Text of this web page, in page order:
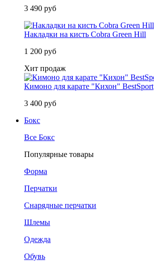
3 490 руб
Накладки на кисть Cobra Green Hill
1 200 руб
Хит продаж
Кимоно для карате "Кихон" BestSport
3 400 руб
Бокс
Все Бокс
Популярные товары
Форма
Перчатки
Снарядные перчатки
Шлемы
Одежда
Обувь